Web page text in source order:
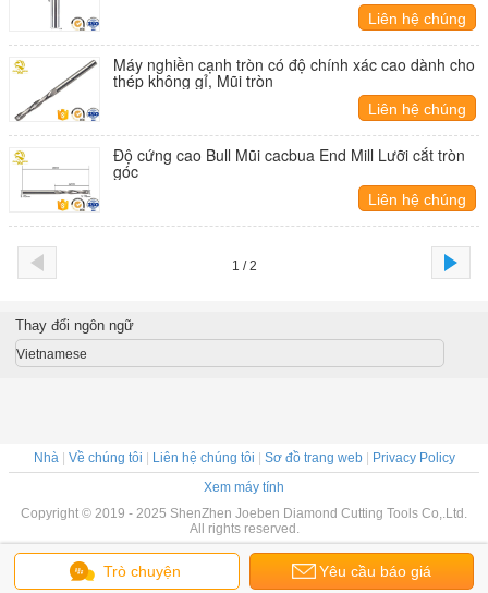
Liên hệ chúng
tôi
Máy nghiền cạnh tròn có độ chính xác cao dành cho
thép không gỉ, Mũi tròn
Liên hệ chúng
tôi
Độ cứng cao Bull Mũi cacbua End Mill Lưỡi cắt tròn
góc
Liên hệ chúng
tôi
1 / 2
Trò chuyện Yêu cầu báo giá
Thay đổi ngôn ngữ
Vietnamese
Nhà| Về chúng tôi Liên hệ chúng tôi Sơ đồ trang web|
Privacy Policy
Xem máy tính
Copyright © 2019 - 2025 ShenZhen Joeben Diamond Cutting Tools Co,.Ltd.
All rights reserved.